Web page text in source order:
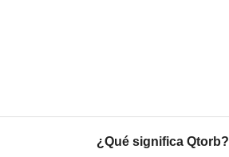
¿Qué significa Qtorb?